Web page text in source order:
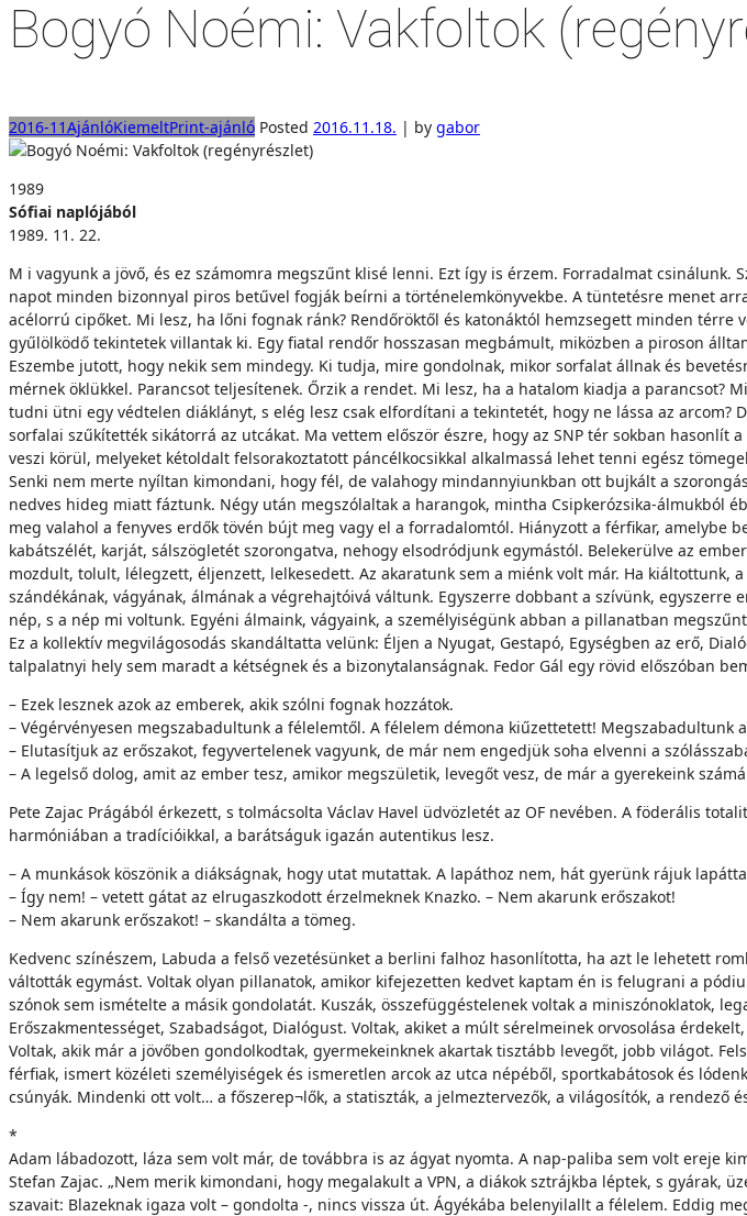
Bogyó Noémi: Vakfoltok
2016-11AjánlóKiemeltPrint-ajánló Posted 2016.11.18. | by gabor
1989
Sófiai naplójából
1989. 11. 22.
M i vagyunk a jövő, és ez számomra megszűnt klisé lenni. Ezt így is érzem. Forradalmat
napot minden bizonnyal piros betűvel fogják beírni a történelemkönyvekbe. A tüntetésre menet
acélorrú cipőket. Mi lesz, ha lőni fognak ránk? Rendőröktől és katonáktól hemzsegett minden
gyűlölködő tekintetek villantak ki. Egy fiatal rendőr hosszasan megbámult, miközben a piroson
Eszembe jutott, hogy nekik sem mindegy. Ki tudja, mire gondolnak, mikor sorfalat állnak és
mérnek öklükkel. Parancsot teljesítenek. Őrzik a rendet. Mi lesz, ha a hatalom kiadja a
tudni ütni egy védtelen diáklányt, s elég lesz csak elfordítani a tekintetét, hogy ne lássa az
sorfalai szűkítették sikátorrá az utcákat. Ma vettem először észre, hogy az SNP tér sokban
veszi körül, melyeket kétoldalt felsorakoztatott páncélkocsikkal alkalmassá lehet tenni egész
Senki nem merte nyíltan kimondani, hogy fél, de valahogy mindannyiunkban ott bujkált a
nedves hideg miatt fáztunk. Négy után megszólaltak a harangok, mintha Csipkerózsika-álmukból
meg valahol a fenyves erdők tövén bújt meg vagy el a forradalomtól. Hiányzott a férfikar, amelybe
kabátszélét, karját, sálszögletét szorongatva, nehogy elsodródjunk egymástól. Belekerülve az
mozdult, tolult, lélegzett, éljenzett, lelkesedett. Az akaratunk sem a miénk volt már. Ha
szándékának, vágyának, álmának a végrehajtóivá váltunk. Egyszerre dobbant a szívünk,
nép, s a nép mi voltunk. Egyéni álmaink, vágyaink, a személyiségünk abban a pillanatban
Ez a kollektív megvilágosodás skandáltatta velünk: Éljen a Nyugat, Gestapó, Egységben az erő,
talpalatnyi hely sem maradt a kétségnek és a bizonytalanságnak. Fedor Gál egy rövid előszóban
– Ezek lesznek azok az emberek, akik szólni fognak hozzátok.
– Végérvényesen megszabadultunk a félelemtől. A félelem démona kiűzettetett! Megszabadultunk
– Elutasítjuk az erőszakot, fegyvertelenek vagyunk, de már nem engedjük soha elvenni a
– A legelső dolog, amit az ember tesz, amikor megszületik, levegőt vesz, de már a gyerekeink
Pete Zajac Prágából érkezett, s tolmácsolta Václav Havel üdvözletét az OF nevében. A föderális
harmóniában a tradícióikkal, a barátságuk igazán autentikus lesz.
– A munkások köszönik a diákságnak, hogy utat mutattak. A lapáthoz nem, hát gyerünk rájuk
– Így nem! – vetett gátat az elrugaszkodott érzelmeknek Knazko. – Nem akarunk erőszakot!
– Nem akarunk erőszakot! – skandálta a tömeg.
Kedvenc színészem, Labuda a felső vezetésünket a berlini falhoz hasonlította, ha azt le lehetett
váltották egymást. Voltak olyan pillanatok, amikor kifejezetten kedvet kaptam én is felugrani a
szónok sem ismételte a másik gondolatát. Kuszák, összefüggéstelenek voltak a miniszónoklatok,
Erőszakmentességet, Szabadságot, Dialógust. Voltak, akiket a múlt sérelmeinek orvosolása
Voltak, akik már a jövőben gondolkodtak, gyermekeinknek akartak tisztább levegőt, jobb világot.
férfiak, ismert közéleti személyiségek és ismeretlen arcok az utca népéből, sportkabátosok és
csúnyák. Mindenki ott volt… a főszerep¬lők, a statiszták, a jelmeztervezők, a világosítók, a rendező
*
Adam lábadozott, láza sem volt már, de továbbra is az ágyat nyomta. A nap-paliba sem volt ereje
Stefan Zajac. „Nem merik kimondani, hogy megalakult a VPN, a diákok sztrájkba léptek, s gyárak,
szavait: Blazeknak igaza volt – gondolta -, nincs vissza út. Ágyékába belenyilallt a félelem. Eddig